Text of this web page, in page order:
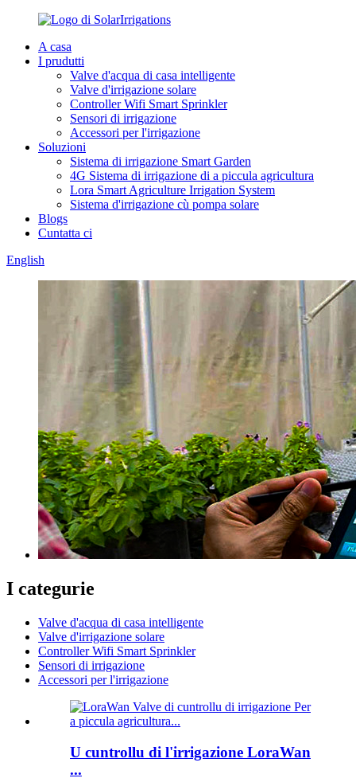
A casa
I prudutti
Valve d'acqua di casa intelligente
Valve d'irrigazione solare
Controller Wifi Smart Sprinkler
Sensori di irrigazione
Accessori per l'irrigazione
Soluzioni
Sistema di irrigazione Smart Garden
4G Sistema di irrigazione di a piccula agricultura
Lora Smart Agriculture Irrigation System
Sistema d'irrigazione cù pompa solare
Blogs
Cuntatta ci
English
I categurie
Valve d'acqua di casa intelligente
Valve d'irrigazione solare
Controller Wifi Smart Sprinkler
Sensori di irrigazione
Accessori per l'irrigazione
U cuntrollu di l'irrigazione LoraWan
...